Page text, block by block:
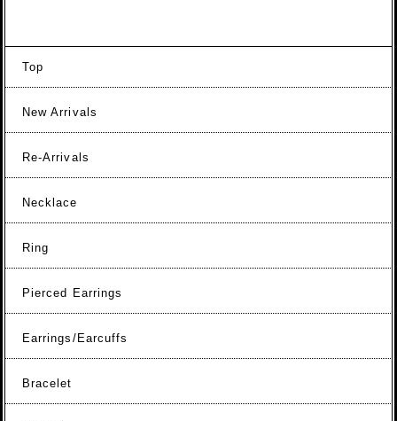
Top
New Arrivals
Re-Arrivals
Necklace
Ring
Pierced Earrings
Earrings/Earcuffs
Bracelet